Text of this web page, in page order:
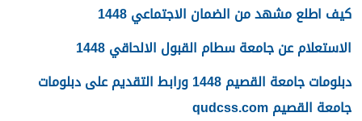
كيف اطلع مشهد من الضمان الاجتماعي 1448
الاستعلام عن جامعة سطام القبول الالحاقي 1448
دبلومات جامعة القصيم 1448 ورابط التقديم على دبلومات
جامعة القصيم qudcss.com